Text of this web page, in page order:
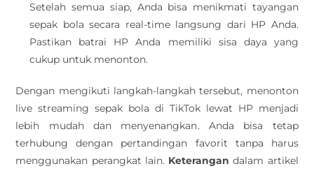
Setelah semua siap, Anda bisa menikmati tayangan
sepak bola secara real-time langsung dari HP Anda.
Pastikan batrai HP Anda memiliki sisa daya yang
cukup untuk menonton.
Dengan mengikuti langkah-langkah tersebut, menonton
live streaming sepak bola di TikTok lewat HP menjadi
lebih mudah dan menyenangkan. Anda bisa tetap
terhubung dengan pertandingan favorit tanpa harus
menggunakan perangkat lain. Keterangan dalam artikel